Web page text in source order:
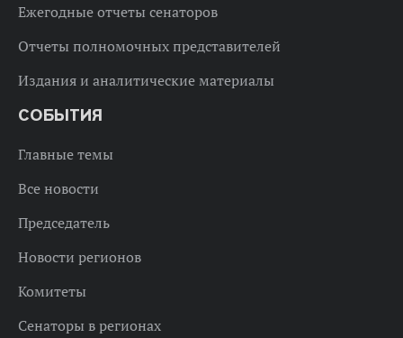
Ежегодные отчеты сенаторов
Отчеты полномочных представителей
Издания и аналитические материалы
СОБЫТИЯ
Главные темы
Все новости
Председатель
Новости регионов
Комитеты
Сенаторы в регионах